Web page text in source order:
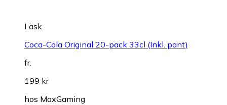
Läsk
Coca-Cola Original 20-pack 33cl (Inkl. pant)
fr.
199 kr
hos MaxGaming